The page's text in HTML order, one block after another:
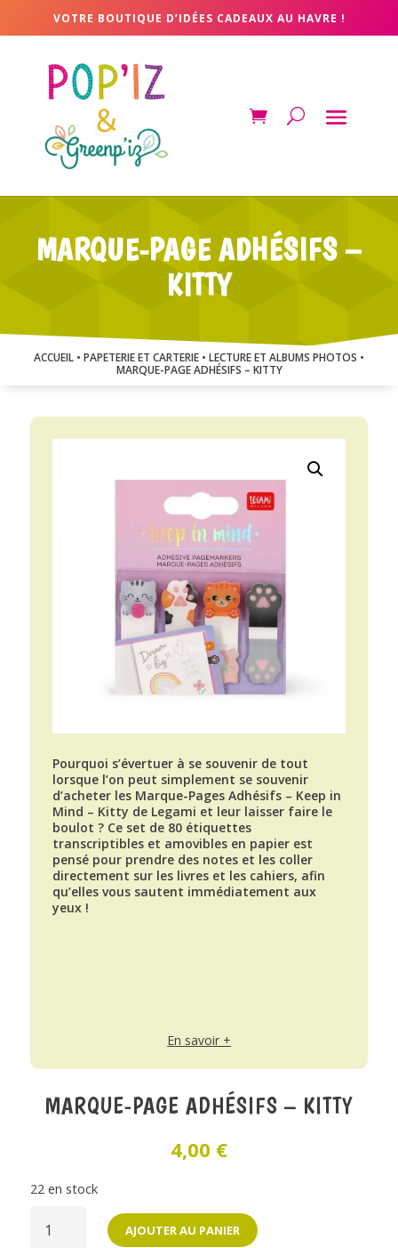
VOTRE BOUTIQUE D’IDÉES CADEAUX AU HAVRE !
MARQUE-PAGE ADHÉSIFS –
KITTY
ACCUEIL • PAPETERIE ET CARTERIE • LECTURE ET ALBUMS PHOTOS •
MARQUE-PAGE ADHÉSIFS – KITTY
Pourquoi s’évertuer à se souvenir de tout
lorsque l’on peut simplement se souvenir
d’acheter les Marque-Pages Adhésifs – Keep in
Mind – Kitty de Legami et leur laisser faire le
boulot ? Ce set de 80 étiquettes
transcriptibles et amovibles en papier est
pensé pour prendre des notes et les coller
directement sur les livres et les cahiers, afin
qu’elles vous sautent immédiatement aux
yeux !
En savoir +
MARQUE-PAGE ADHÉSIFS – KITTY
4,00 €
22 en stock
DE
MARQUE- AJOUTER AU PANIER